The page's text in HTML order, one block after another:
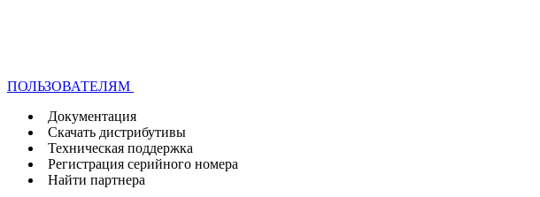
ПОЛЬЗОВАТЕЛЯМ
Документация
Скачать дистрибутивы
Техническая поддержка
Регистрация серийного номера
Найти партнера